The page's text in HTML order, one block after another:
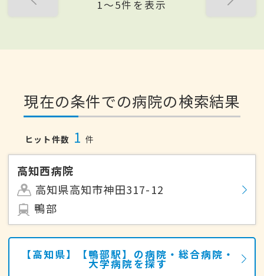
1〜5件を表示
現在の条件での病院の検索結果
ヒット件数 1 件
高知西病院
高知県高知市神田317-12
鴨部
【高知県】【鴨部駅】の病院・総合病院・
大学病院を探す